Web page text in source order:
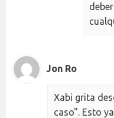
Jon Ro
Xabi grita
caso". Esto